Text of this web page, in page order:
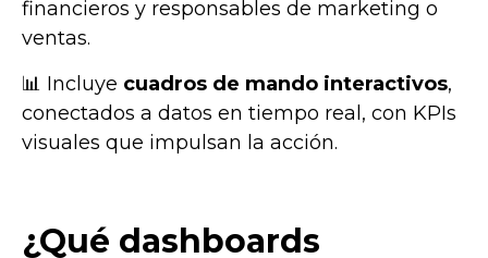
financieros y responsables de marketing o
ventas.
📊 Incluye cuadros de mando interactivos,
conectados a datos en tiempo real, con KPIs
visuales que impulsan la acción.
¿Qué dashboards